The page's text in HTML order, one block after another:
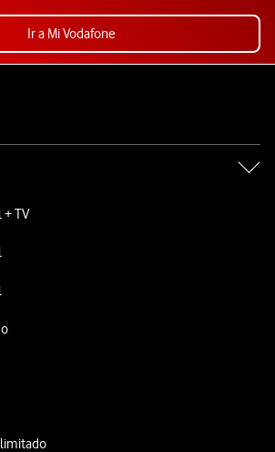
Ir a Mi Vodafone
sociales de Vodafone
+ TV